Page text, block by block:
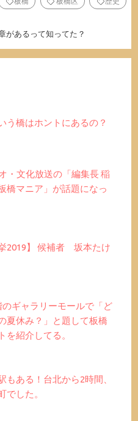
があるって知ってた？
う橋はホントにあるの？
・文化放送の「編集長 稲
橋マニア」が話題になっ
2019】 候補者 坂本たけ
ギャラリーモールで「ど
夏休み？」と題して板橋
を紹介してる。
もある！台北から2時間、
でした。